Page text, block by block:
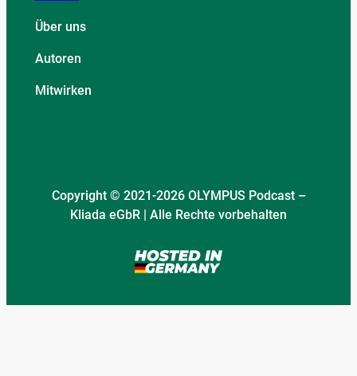
Über uns
Autoren
Mitwirken
Copyright © 2021-2026 OLYMPUS Podcast –
Kliada eGbR | Alle Rechte vorbehalten